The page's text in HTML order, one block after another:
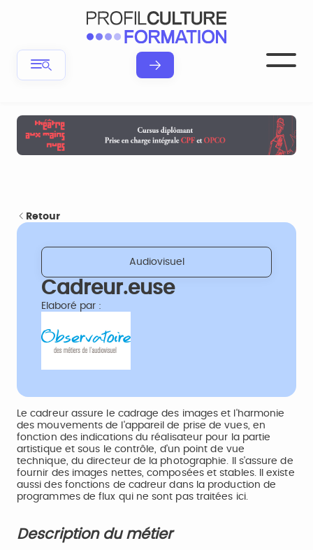
Retour
Audiovisuel
Cadreur.euse
Elaboré par :
Le cadreur assure le cadrage des images et l'harmonie
des mouvements de l'appareil de prise de vues, en
fonction des indications du réalisateur pour la partie
artistique et sous le contrôle, d'un point de vue
technique, du directeur de la photographie. Il s'assure de
fournir des images nettes, composées et stables. Il existe
aussi des fonctions de cadreur dans la production de
programmes de flux qui ne sont pas traitées ici.
Description du métier